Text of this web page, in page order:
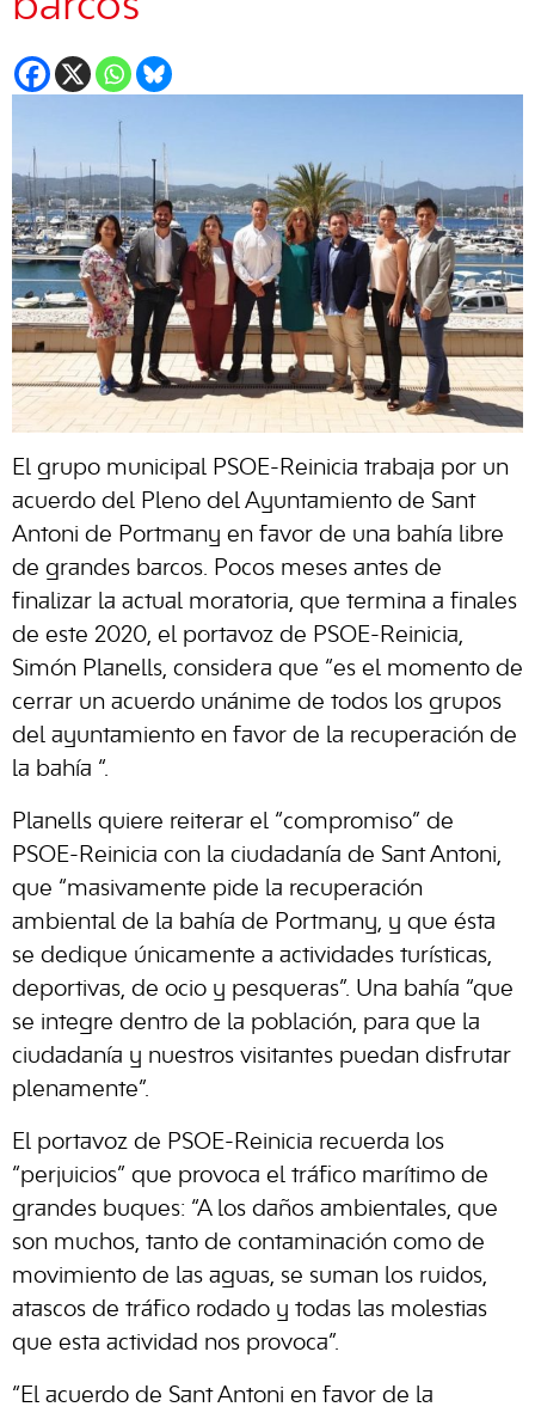
El grupo municipal PSOE-Reinicia trabaja por un
acuerdo del Pleno del Ayuntamiento de Sant
Antoni de Portmany en favor de una bahía libre
de grandes barcos. Pocos meses antes de
finalizar la actual moratoria, que termina a finales
de este 2020, el portavoz de PSOE-Reinicia,
Simón Planells, considera que “es el momento de
cerrar un acuerdo unánime de todos los grupos
del ayuntamiento en favor de la recuperación de
la bahía “.
Planells quiere reiterar el “compromiso” de
PSOE-Reinicia con la ciudadanía de Sant Antoni,
que “masivamente pide la recuperación
ambiental de la bahía de Portmany, y que ésta
se dedique únicamente a actividades turísticas,
deportivas, de ocio y pesqueras”. Una bahía “que
se integre dentro de la población, para que la
ciudadanía y nuestros visitantes puedan disfrutar
plenamente”.
El portavoz de PSOE-Reinicia recuerda los
“perjuicios” que provoca el tráfico marítimo de
grandes buques: “A los daños ambientales, que
son muchos, tanto de contaminación como de
movimiento de las aguas, se suman los ruidos,
atascos de tráfico rodado y todas las molestias
que esta actividad nos provoca”.
“El acuerdo de Sant Antoni en favor de la